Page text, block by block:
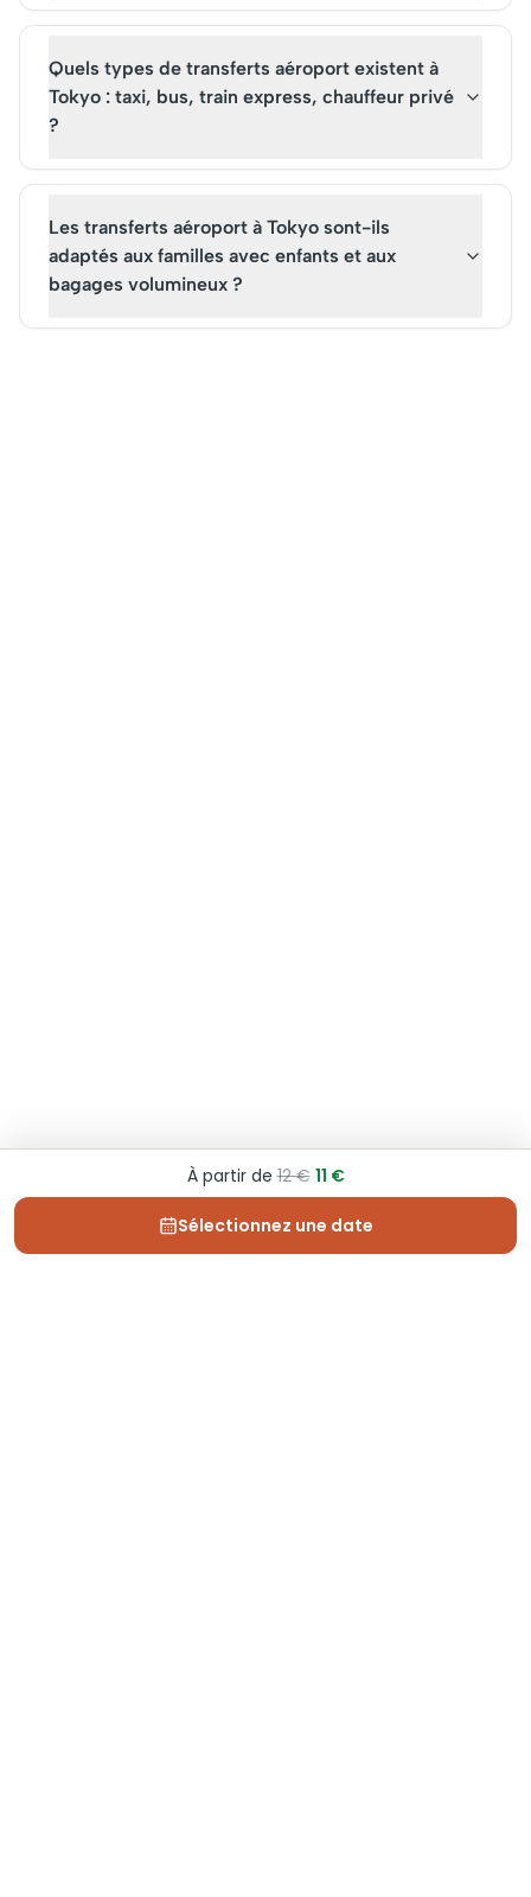
Quels types de transferts aéroport existent à
Tokyo : taxi, bus, train express, chauffeur privé
?
Les transferts aéroport à Tokyo sont-ils
adaptés aux familles avec enfants et aux
bagages volumineux ?
À partir de 12 € 11 €
Sélectionnez une date